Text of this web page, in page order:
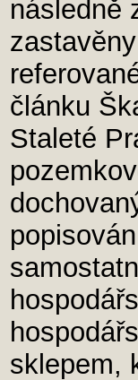
následně
článku
Staleté
sklepem,